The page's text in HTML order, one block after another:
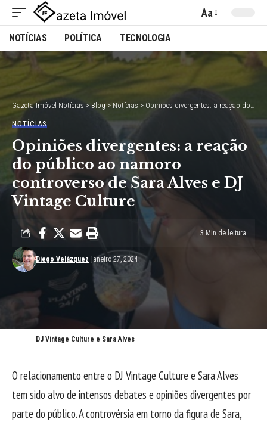
Font
Aa
NOTÍCIAS POLÍTICA TECNOLOGIA
Gazeta Imóvel Notícias > Blog > Notícias > Opiniões divergentes: a reação do público ao namoro controverso de Sara Alves e DJ Vintage Culture
NOTÍCIAS
Opiniões divergentes: a reação
do público ao namoro
controverso de Sara Alves e DJ
Vintage Culture
Diego Velázquez janeiro 27, 2024
3 Min de leitura
DJ Vintage Culture e Sara Alves
O relacionamento entre o DJ Vintage Culture e Sara Alves
tem sido alvo de intensos debates e opiniões divergentes por
parte do público. A controvérsia em torno da figura de Sara,